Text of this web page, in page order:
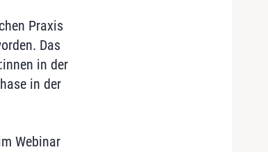
Praxis
Das
in der
in der
Webinar